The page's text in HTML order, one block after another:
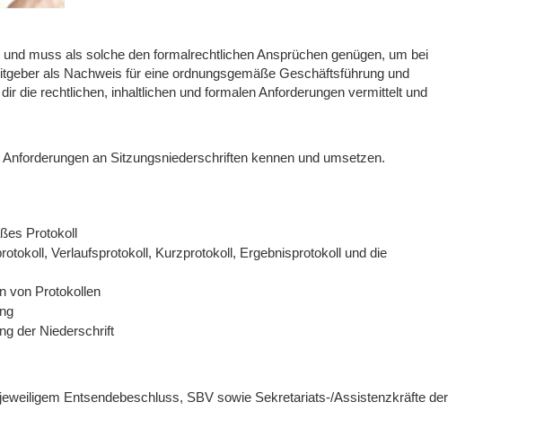
muss als solche den formalrechtlichen Ansprüchen genügen, um bei
als Nachweis für eine ordnungsgemäße Geschäftsführung und
die rechtlichen, inhaltlichen und formalen Anforderungen vermittelt und
an Sitzungsniederschriften kennen und umsetzen.
Protokoll
Verlaufsprotokoll, Kurzprotokoll, Ergebnisprotokoll und die
von Protokollen
der Niederschrift
Entsendebeschluss, SBV sowie Sekretariats-/Assistenzkräfte der